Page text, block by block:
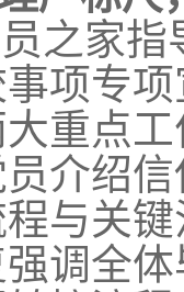
之家
项专
重点
介绍
与关
强调全